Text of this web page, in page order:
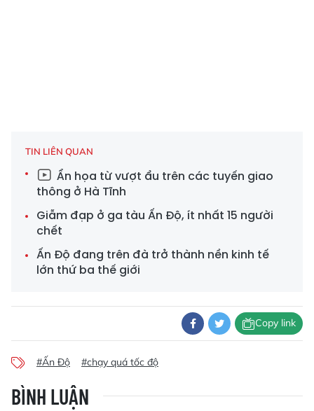
TIN LIÊN QUAN
Ẩn họa từ vượt ẩu trên các tuyến giao
thông ở Hà Tĩnh
Giẫm đạp ở ga tàu Ấn Độ, ít nhất 15 người
chết
Ấn Độ đang trên đà trở thành nền kinh tế
lớn thứ ba thế giới
Copy link
#Ấn Độ #chạy quá tốc độ
BÌNH LUẬN